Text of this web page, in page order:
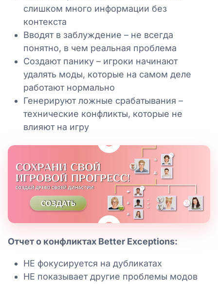
слишком много информации без
контекста
Вводят в заблуждение – не всегда
понятно, в чем реальная проблема
Создают панику – игроки начинают
удалять моды, которые на самом деле
работают нормально
Генерируют ложные срабатывания –
технические конфликты, которые не
влияют на игру
Отчет о конфликтах Better Exceptions:
НЕ фокусируется на дубликатах
НЕ показывает другие проблемы модов